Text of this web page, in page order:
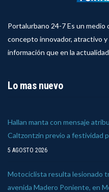
Portalurbano 24-7 Es un
concepto innovador, atractivo y
información que en la
Lo mas nuevo
Hallan manta con mensaje
Caltzontzin previo a festividad
5 AGOSTO 2026
Motociclista resulta lesionado
avenida Madero Poniente, en